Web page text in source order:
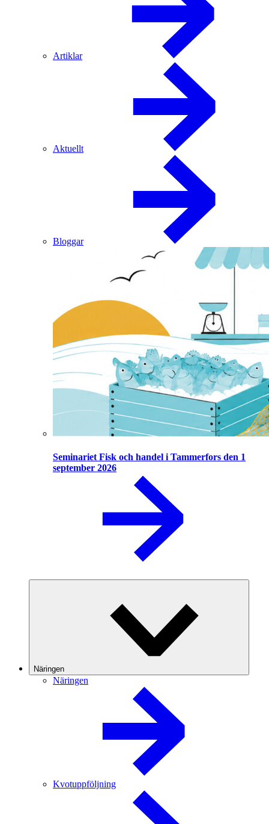
Artiklar
Aktuellt
Bloggar
Seminariet Fisk och handel i Tammerfors den 1
september 2026
Näringen
Näringen
Kvotuppföljning